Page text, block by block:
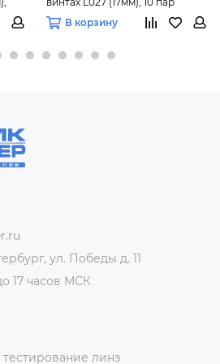
В корзину
ул. Победы д. 11
17 часов МСК
линз